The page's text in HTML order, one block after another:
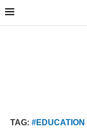
TAG: #EDUCATION